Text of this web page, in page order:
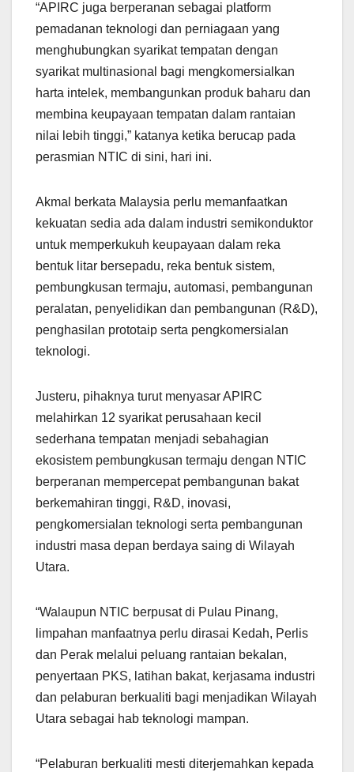
“APIRC juga berperanan sebagai platform
pemadanan teknologi dan perniagaan yang
menghubungkan syarikat tempatan dengan
syarikat multinasional bagi mengkomersialkan
harta intelek, membangunkan produk baharu dan
membina keupayaan tempatan dalam rantaian
nilai lebih tinggi,” katanya ketika berucap pada
perasmian NTIC di sini, hari ini.
Akmal berkata Malaysia perlu memanfaatkan
kekuatan sedia ada dalam industri semikonduktor
untuk memperkukuh keupayaan dalam reka
bentuk litar bersepadu, reka bentuk sistem,
pembungkusan termaju, automasi, pembangunan
peralatan, penyelidikan dan pembangunan (R&D),
penghasilan prototaip serta pengkomersialan
teknologi.
Justeru, pihaknya turut menyasar APIRC
melahirkan 12 syarikat perusahaan kecil
sederhana tempatan menjadi sebahagian
ekosistem pembungkusan termaju dengan NTIC
berperanan mempercepat pembangunan bakat
berkemahiran tinggi, R&D, inovasi,
pengkomersialan teknologi serta pembangunan
industri masa depan berdaya saing di Wilayah
Utara.
“Walaupun NTIC berpusat di Pulau Pinang,
limpahan manfaatnya perlu dirasai Kedah, Perlis
dan Perak melalui peluang rantaian bekalan,
penyertaan PKS, latihan bakat, kerjasama industri
dan pelaburan berkualiti bagi menjadikan Wilayah
Utara sebagai hab teknologi mampan.
“Pelaburan berkualiti mesti diterjemahkan kepada